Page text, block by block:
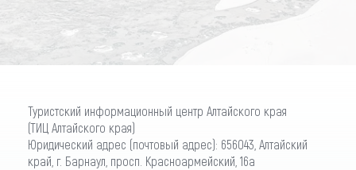
Туристский информационный центр Алтайского края
(ТИЦ Алтайского края)
Юридический адрес (почтовый адрес): 656043, Алтайский
край, г. Барнаул, просп. Красноармейский, 16а